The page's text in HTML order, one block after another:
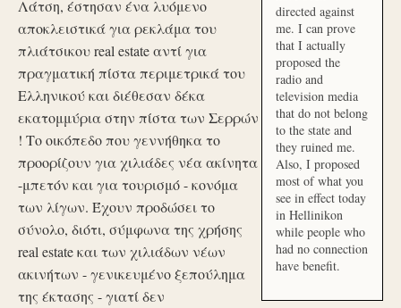
Λάτση, έστησαν ένα λυόμενο
αποκλειστικά για ρεκλάμα του
πλιάτσικου real estate αντί για
πραγματική πίστα περιμετρικά του
Ελληνικού και διέθεσαν δέκα
εκατομμύρια στην πίστα των Σερρών
! Το οικόπεδο που γεννήθηκα το
προορίζουν για χιλιάδες νέα ακίνητα
-μπετόν και για τουρισμό - κονόμα
των λίγων. Έχουν προδώσει το
σύνολο, διότι, σύμφωνα της χρήσης
real estate και των χιλιάδων νέων
ακινήτων - γενικευμένο ξεπούλημα
της έκτασης - γιατί δεν
directed against
me. I can prove
that I actually
proposed the
radio and
television media
that do not belong
to the state and
they ruined me.
Also, I proposed
most of what you
see in effect today
in Hellinikon
while people who
had no connection
have benefit.